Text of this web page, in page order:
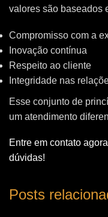
valores são baseados
Compromisso com a
Inovação contínua
Respeito ao cliente
Integridade nas
Esse conjunto de
um atendimento
Entre em contato
dúvidas!
Posts